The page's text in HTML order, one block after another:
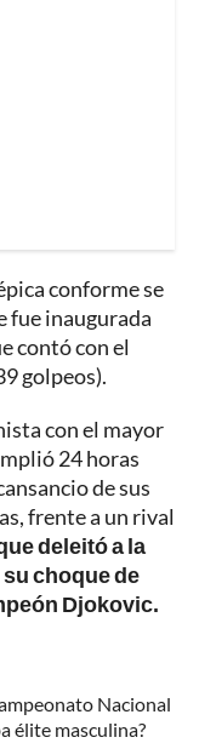
conforme se
fue inaugurada
contó con el
golpeos).
con el mayor
24 horas
de sus
frente a un rival
deleitó a la
choque de
Djokovic.
Nacional
élite masculina?